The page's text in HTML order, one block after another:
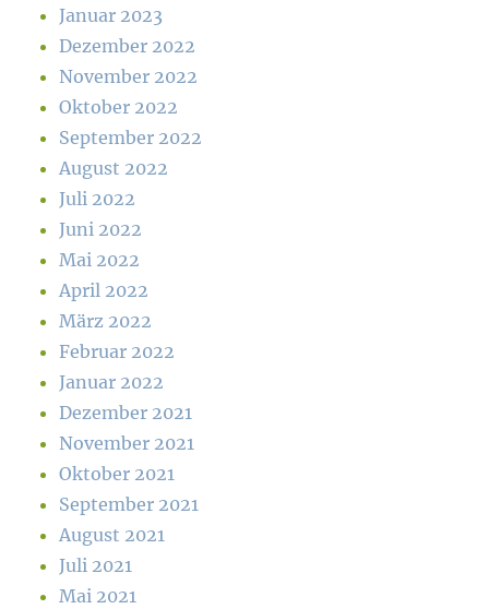
Januar 2023
Dezember 2022
November 2022
Oktober 2022
September 2022
August 2022
Juli 2022
Juni 2022
Mai 2022
April 2022
März 2022
Februar 2022
Januar 2022
Dezember 2021
November 2021
Oktober 2021
September 2021
August 2021
Juli 2021
Mai 2021